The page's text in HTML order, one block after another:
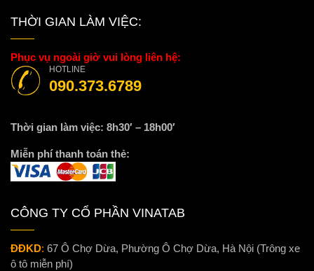
THỜI GIAN LÀM VIỆC:
Phục vụ ngoài giờ vui lòng liên hệ:
HOTLINE
090.373.6789
Thời gian làm việc: 8h30′ – 18h00′
Miễn phí thanh toán thẻ:
CÔNG TY CỔ PHẦN VINATAB
ĐĐKD: 67 Ô Chợ Dừa, Phường Ô Chợ Dừa, Hà Nội (Trông xe
ô tô miễn phí)